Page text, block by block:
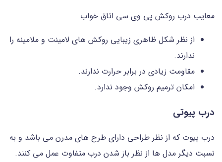
معایب درب روکش پی وی سی اتاق خواب
از نظر شکل ظاهری زیبایی روكش‌ های لامینت و ملامینه را
ندارند.
مقاومت زیادی در برابر حرارت ندارند.
امکان ترمیم روکش وجود ندارد.
درب پیوتی
درب‌ پیوت که از نظر طراحی دارای طرح های مدرن می باشد و به
نسبت دیگر مدل ها از نظر باز شدن درب متفاوت عمل می کنند.